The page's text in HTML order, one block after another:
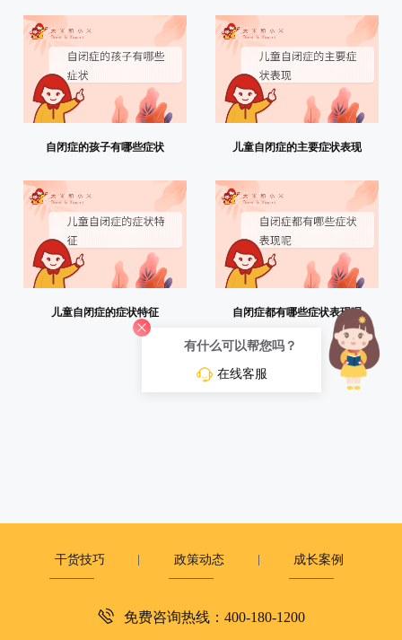
自闭症的孩子有哪些症状 儿童自闭症的主要症状表现
儿童自闭症的症状特征 自闭症都有哪些症状表现呢
干货技巧 政策动态 成长案例
有什么可以帮您吗？
在线客服
免费咨询热线：400-180-1200